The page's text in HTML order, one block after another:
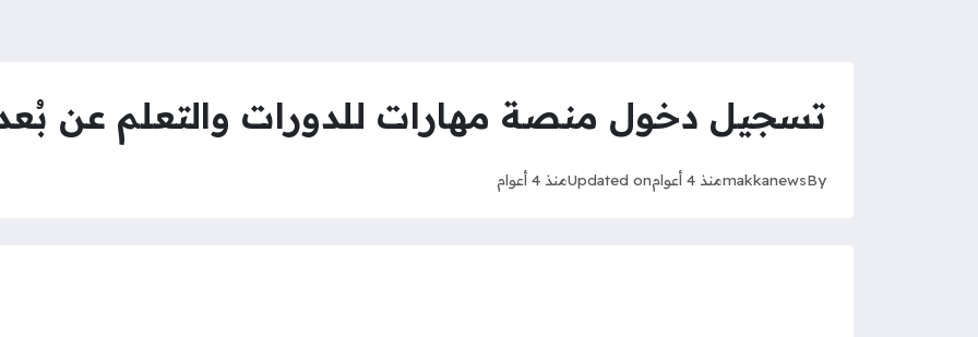
تسجيل دخول منصة مهارات للدورات والتعلم عن
By
makkanewsمنذ 4 أعوام Updated onمنذ 4 أعوام